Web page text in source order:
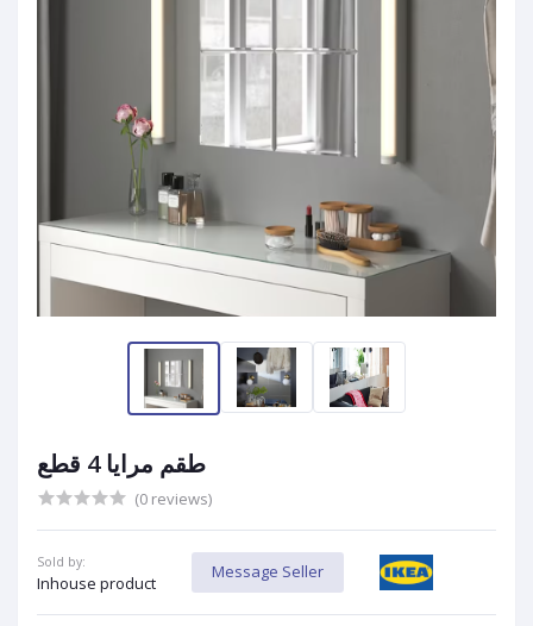
طقم مرايا 4 قطع
(0 reviews)
Sold by:
Inhouse product
Message Seller